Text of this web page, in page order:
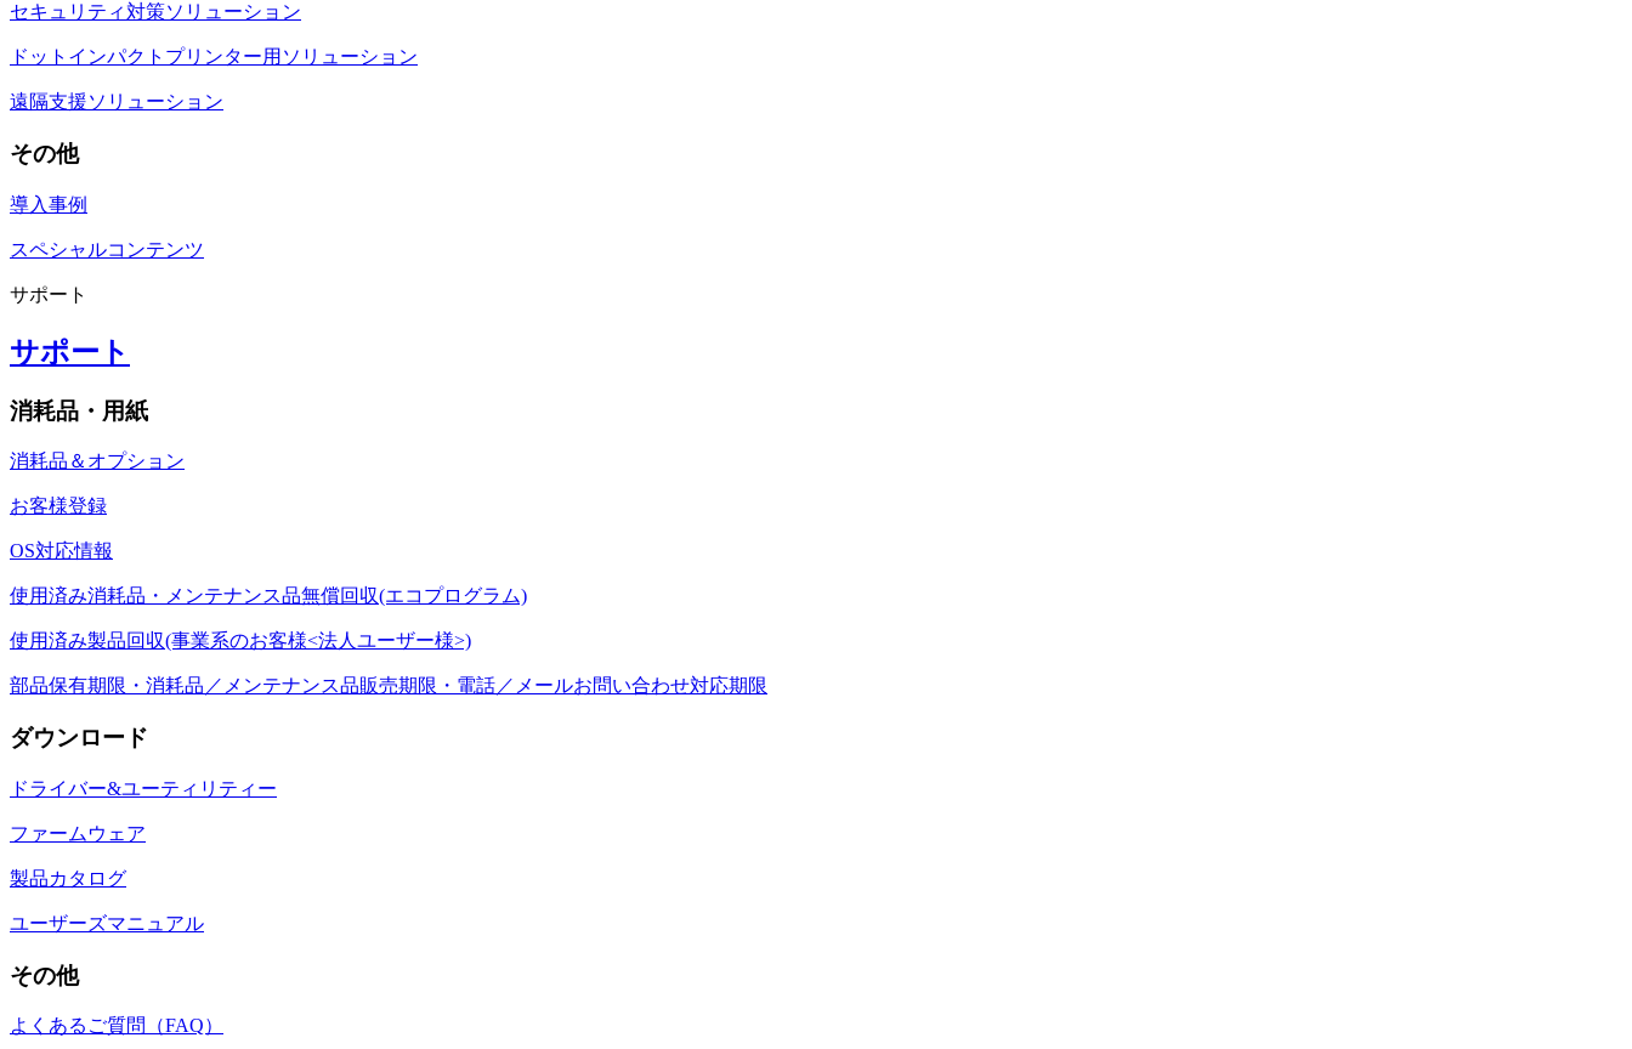
セキュリティ対策ソリューション
ドットインパクトプリンター用ソリューション
遠隔支援ソリューション
その他
導入事例
スペシャルコンテンツ
サポート
サポート
消耗品・用紙
消耗品＆オプション
お客様登録
OS対応情報
使用済み消耗品・メンテナンス品無償回収(エコプログラム)
使用済み製品回収(事業系のお客様<法人ユーザー様>)
部品保有期限・消耗品／メンテナンス品販売期限・電話／メールお問い合わせ対応期限
ダウンロード
ドライバー&ユーティリティー
ファームウェア
製品カタログ
ユーザーズマニュアル
その他
よくあるご質問（FAQ）